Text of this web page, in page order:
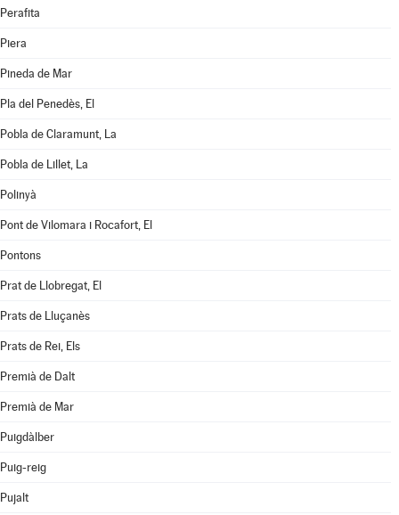
Perafita
Piera
Pineda de Mar
Pla del Penedès, El
Pobla de Claramunt, La
Pobla de Lillet, La
Polinyà
Pont de Vilomara i Rocafort, El
Pontons
Prat de Llobregat, El
Prats de Lluçanès
Prats de Rei, Els
Premià de Dalt
Premià de Mar
Puigdàlber
Puig-reig
Pujalt